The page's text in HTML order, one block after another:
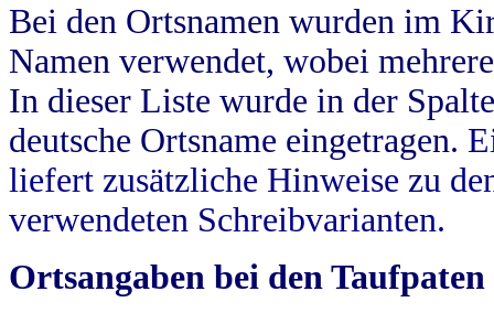
Bei den Ortsnamen wurden im
Namen verwendet, wobei
In dieser Liste wurde in der
deutsche Ortsname eingetragen.
liefert zusätzliche Hinweise zu
verwendeten Schreibvarianten.
Ortsangaben bei den Taufpaten